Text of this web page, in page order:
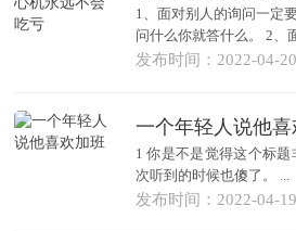
1、面对别人的询问一定
问什么
发布时间：2022-04-20
一个年轻人说他
1 你是不是觉得这个标题非常费解？ 别说你，我第一
次听到的时候也傻了。 ...
发布时间：2022-04-19